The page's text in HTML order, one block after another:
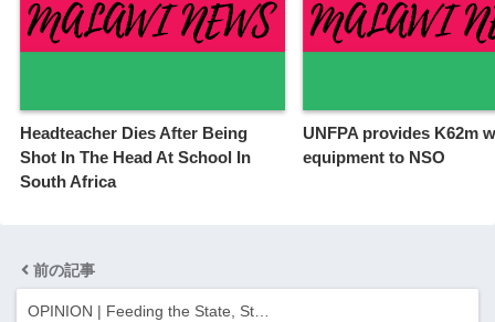
Headteacher Dies After Being
Shot In The Head At School In
South Africa
UNFPA provides K62m
equipment to NSO
前の記事
OPINION | Feeding the State, St…